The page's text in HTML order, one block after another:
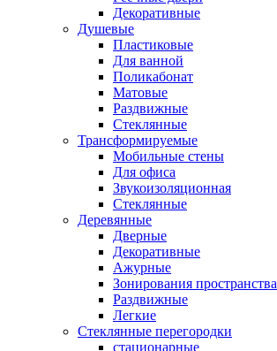
Декоративные
Душевые
Пластиковые
Для ванной
Поликабонат
Матовые
Раздвижные
Стеклянные
Трансформируемые
Мобильные стены
Для офиса
Звукоизоляционная
Стеклянные
Деревянные
Дверные
Декоративные
Ажурные
Зонирования пространства
Раздвижные
Легкие
Стеклянные перегородки
стационарные